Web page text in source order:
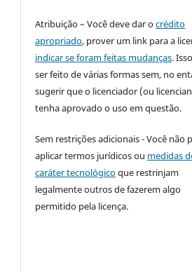
Atribuição – Você deve dar ocrédito
apropriado, prover um link para a
indicar se foram feitas mudanças.
ser feito de várias formas sem, no
sugerir que o licenciador (ou
tenha aprovado o uso em questão.
Sem restrições adicionais - Você não
aplicar termos jurídicos ou medidas
caráter tecnológicoque restrinjam
legalmente outros de fazerem algo
permitido pela licença.